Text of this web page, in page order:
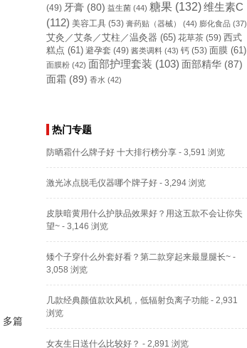
多篇
(49) 牙膏(80) 益生菌(44) 糖果(132)维生素C
(112) 美容工具(53) 膏药贴（器械） (44) 膨化食品(37)
艾灸／艾条／艾柱／温灸器 (65) 花草茶(59) 西式
糕点 (61) 避孕套 (49) 酱类调料(43) 钙(53) 面膜 (61)
面膜粉(42) 面部护理套装 (103) 面部精华(87)
面霜(89) 香水 (42)
热门专题
防晒霜什么牌子好 十大排行榜分享- 3,591 浏览
激光冰点脱毛仪器哪个牌子好- 3,294 浏览
皮肤暗黄用什么护肤品效果好？用这五款不会让你失
望~- 3,146 浏览
矮个子穿什么外套好看？第二款穿起来最显腿长~-
3,058 浏览
几款经典颜值款吹风机，低辐射负离子功能- 2,931
浏览
女友生日送什么比较好？ - 2,891 浏览